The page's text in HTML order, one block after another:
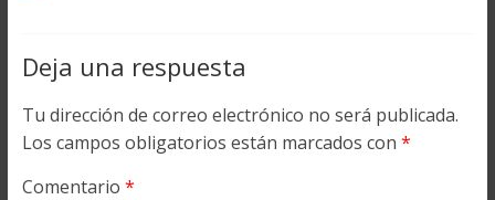
Deja una respuesta
Tu dirección de correo electrónico no será publicada.
Los campos obligatorios están marcados con *
Comentario *